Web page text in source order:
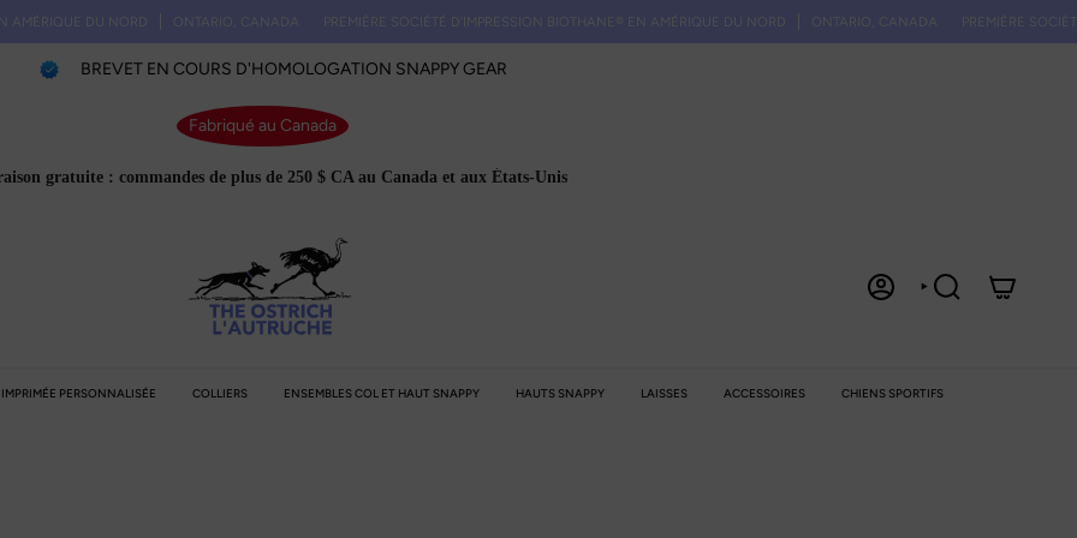
DU NORD ONTARIO, CANADA PREMIÈRE SOCIÉTÉ D'IMPRESSION BIOTHANE® EN AMÉRIQUE DU NORD ONTARIO, CANADA PREMIÈRE SOCIÉTÉ
BREVET EN COURS D'HOMOLOGATION SNAPPY GEAR
Fabriqué au Canada
gratuite : commandes de plus de 250 $ CA au Canada et aux États-Unis
COMPTE RECHERCHE
PERSONNALISÉE COLLIERS ENSEMBLES COL ET HAUT SNAPPY HAUTS SNAPPY LAISSES ACCESSOIRES CHIENS SPORTIFS